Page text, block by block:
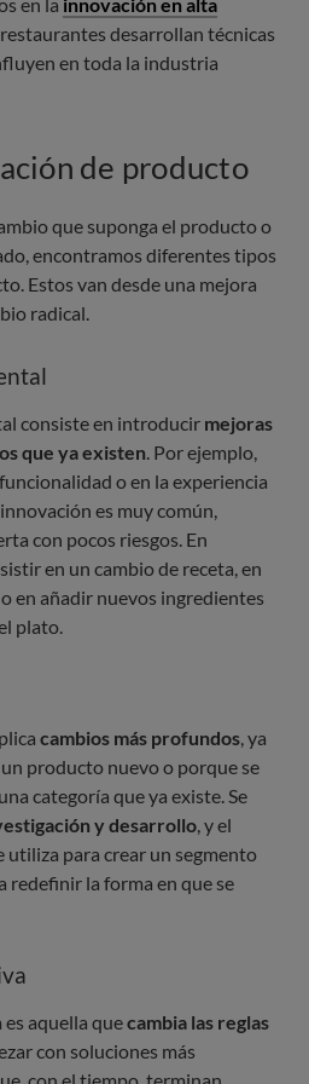
restaurantes desarrollan técnicas
en toda la industria
de producto
que suponga el producto o
encontramos diferentes tipos
Estos van desde una mejora
radical.
consiste en introducir mejoras
que ya existen. Por ejemplo,
o en la experiencia
es muy común,
con pocos riesgos. En
en un cambio de receta, en
en añadir nuevos ingredientes
plato.
cambios más profundos , ya
producto nuevo o porque se
categoría que ya existe. Se
y desarrollo , y el
utiliza para crear un segmento
redefinir la forma en que se
aquella quecambia las reglas
con soluciones más